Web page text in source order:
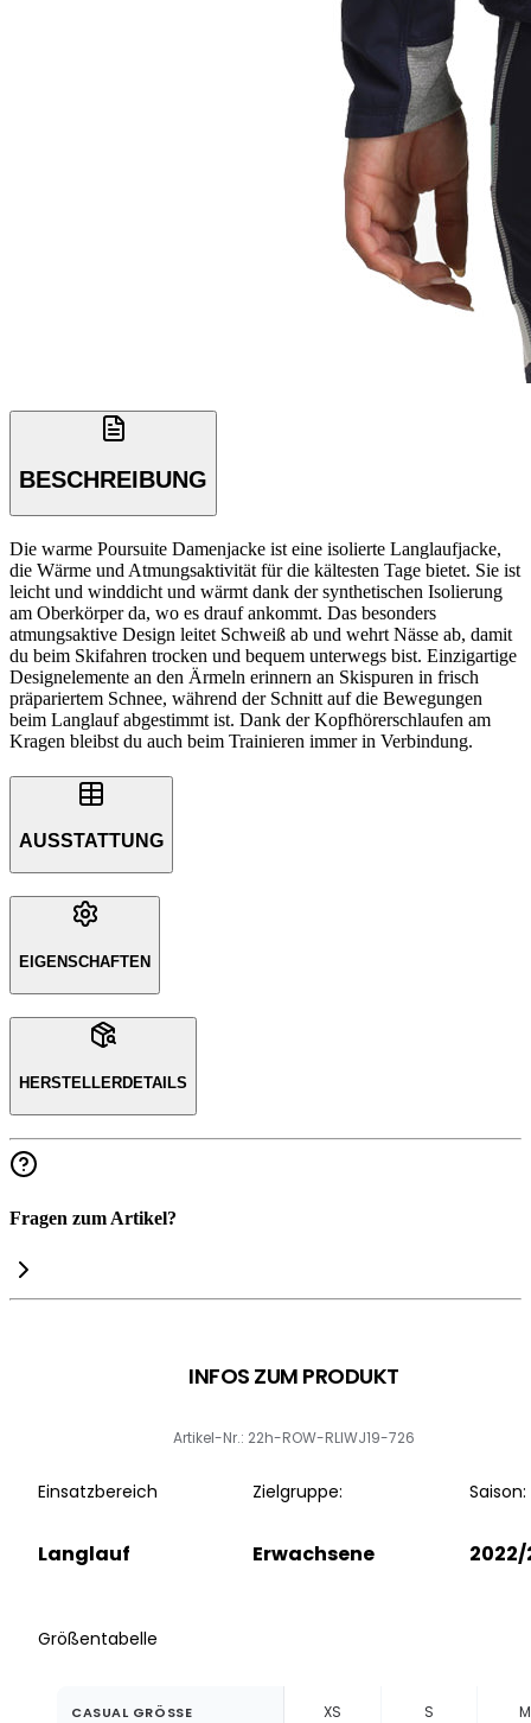
BESCHREIBUNG
Die warme Poursuite Damenjacke ist eine isolierte Langlaufjacke,
die Wärme und Atmungsaktivität für die kältesten Tage bietet. Sie ist
leicht und winddicht und wärmt dank der synthetischen Isolierung
am Oberkörper da, wo es drauf ankommt. Das besonders
atmungsaktive Design leitet Schweiß ab und wehrt Nässe ab, damit
du beim Skifahren trocken und bequem unterwegs bist. Einzigartige
Designelemente an den Ärmeln erinnern an Skispuren in frisch
präpariertem Schnee, während der Schnitt auf die Bewegungen
beim Langlauf abgestimmt ist. Dank der Kopfhörerschlaufen am
Kragen bleibst du auch beim Trainieren immer in Verbindung.
AUSSTATTUNG
EIGENSCHAFTEN
HERSTELLERDETAILS
Fragen zum Artikel?
INFOS ZUM PRODUKT
Artikel-Nr.: 22h-ROW-RLIWJ19-726
Einsatzbereich
Langlauf
Zielgruppe:
Erwachsene
Saison:
2022/
Größentabelle
CASUAL GRÖSSE XS S M